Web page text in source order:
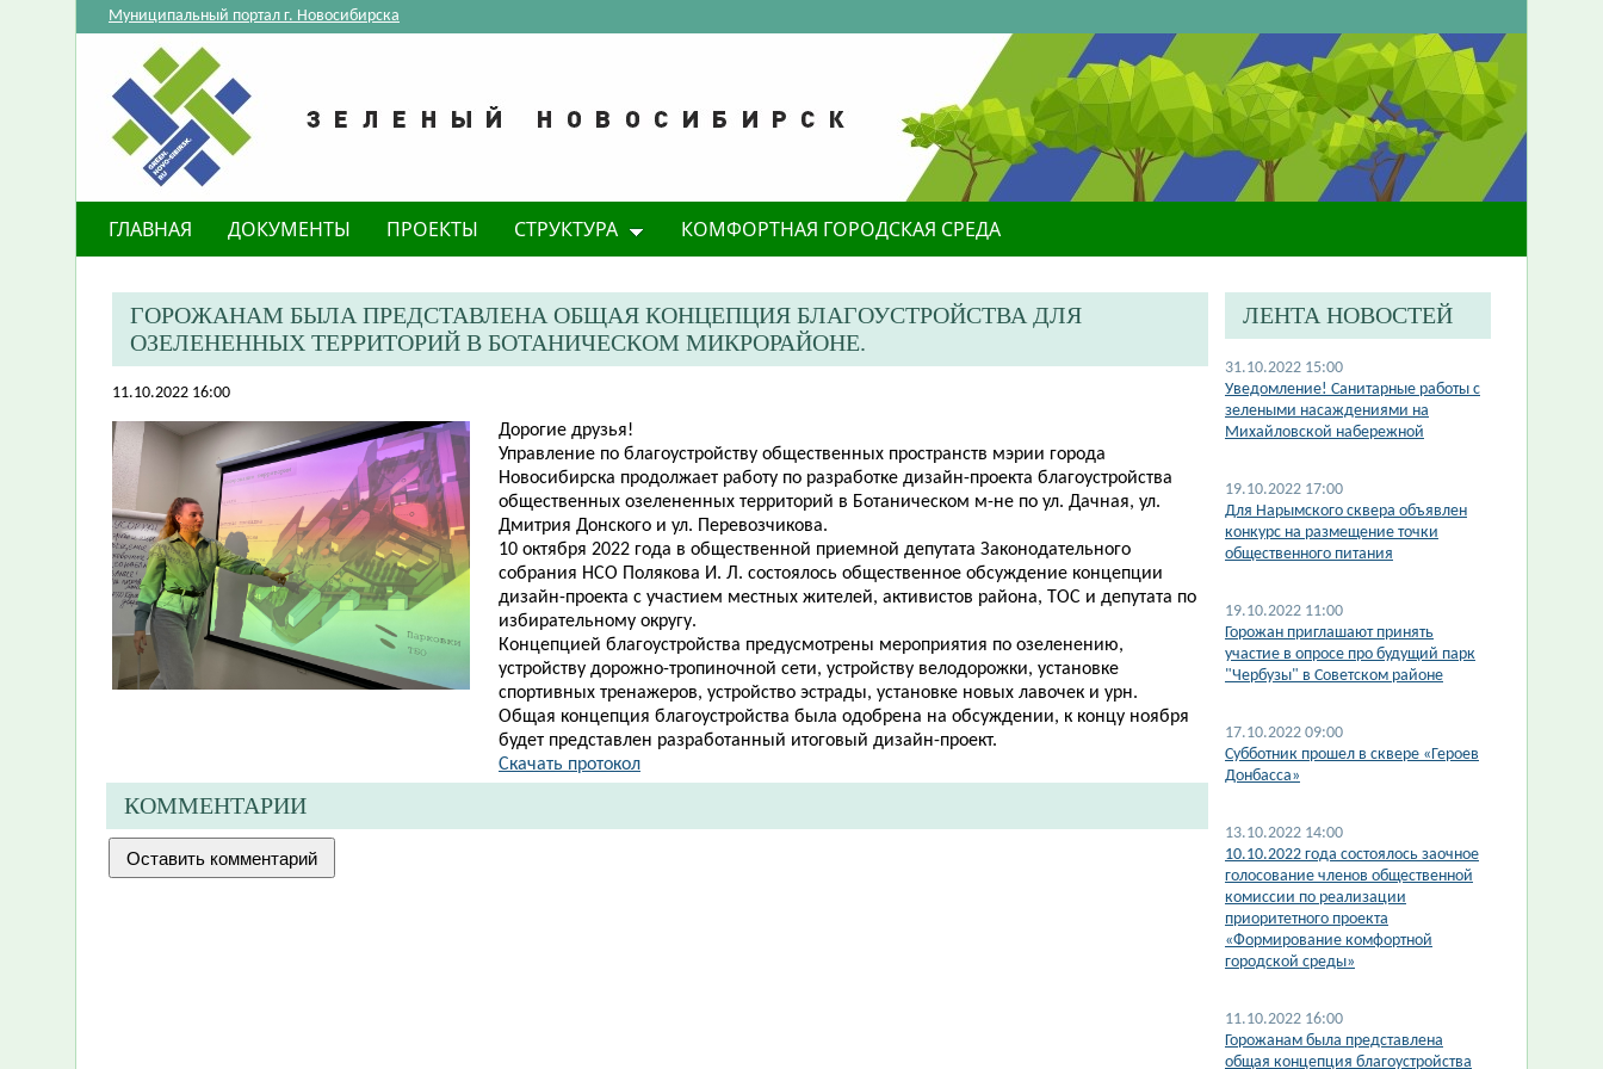
Муниципальный портал г. Новосибирска
ГЛАВНАЯ ДОКУМЕНТЫ ПРОЕКТЫ СТРУКТУРА КОМФОРТНАЯ ГОРОДСКАЯ СРЕДА
ГОРОЖАНАМ БЫЛА ПРЕДСТАВЛЕНА ОБЩАЯ КОНЦЕПЦИЯ БЛАГОУСТРОЙСТВА ДЛЯ
ОЗЕЛЕНЕННЫХ ТЕРРИТОРИЙ В БОТАНИЧЕСКОМ МИКРОРАЙОНЕ.
11.10.2022 16:00
Дорогие друзья!
Управление по благоустройству общественных пространств мэрии города
Новосибирска продолжает работу по разработке дизайн-проекта благоустройства
общественных озелененных территорий в Ботаническом м-не по ул. Дачная, ул.
Дмитрия Донского и ул. Перевозчикова.
10 октября 2022 года в общественной приемной депутата Законодательного
собрания НСО Полякова И. Л. состоялось общественное обсуждение концепции
дизайн-проекта с участием местных жителей, активистов района, ТОС и депутата по
избирательному округу.
Концепцией благоустройства предусмотрены мероприятия по озеленению,
устройству дорожно-тропиночной сети, устройству велодорожки, установке
спортивных тренажеров, устройство эстрады, установке новых лавочек и урн.
Общая концепция благоустройства была одобрена на обсуждении, к концу ноября
будет представлен разработанный итоговый дизайн-проект.
Скачать протокол​
КОММЕНТАРИИ
ЛЕНТА НОВОСТЕЙ
31.10.2022 15:00
Уведомление! Санитарные работы с
зелеными насаждениями на
Михайловской набережной
19.10.2022 17:00
​Для Нарымского сквера объявлен
конкурс на размещение точки
общественного питания
19.10.2022 11:00
Горожан приглашают принять
участие в опросе про будущий парк
"Чербузы" в Советском районе
17.10.2022 09:00
Субботник прошел в сквере «Героев
Донбасса»
13.10.2022 14:00
10.10.2022 года состоялось заочное
голосование членов общественной
комиссии по реализации
приоритетного проекта
«Формирование комфортной
городской среды»
11.10.2022 16:00
Горожанам была представлена
общая концепция благоустройства